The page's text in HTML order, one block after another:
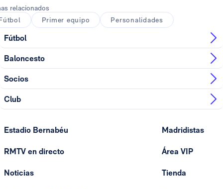
relacionados
Primer equipo Personalidades
Fútbol
Baloncesto
Socios
Club
Estadio Bernabéu
RMTV en directo
Noticias
Madridistas
Área VIP
Tienda